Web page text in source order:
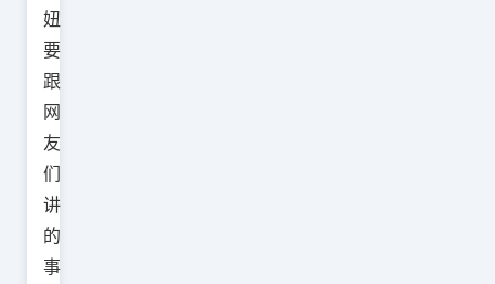
妞
要
跟
网
友
们
讲
的
事